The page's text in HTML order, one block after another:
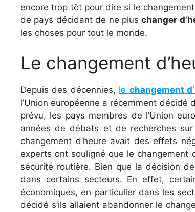
encore trop tôt pour dire si le
de pays décidant de ne pluschanger
les choses pour tout le monde.
Le changement
Depuis des décennies, le changement
l’Union européenne a récemment
prévu, les pays membres de l’Union
années de débats et de recherches
changement d’heure avait des effets
experts ont souligné que le changement
sécurité routière. Bien que la décision
dans certains secteurs. En effet,
économiques, en particulier dans les
décidé s’ils allaient abandonner le